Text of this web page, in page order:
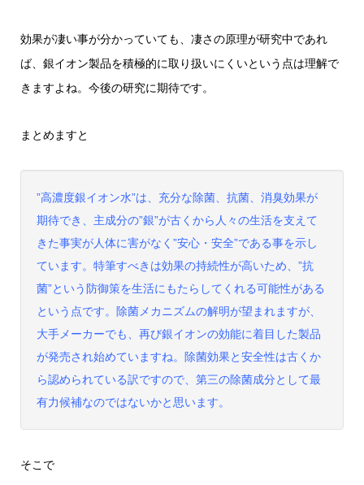
効果が凄い事が分かっていても、凄さの原理が研究中であれ
ば、銀イオン製品を積極的に取り扱いにくいという点は理解で
きますよね。今後の研究に期待です。
まとめますと
”高濃度銀イオン水”は、充分な除菌、抗菌、消臭効果が
期待でき、主成分の”銀”が古くから人々の生活を支えて
きた事実が人体に害がなく”安心・安全”である事を示し
ています。特筆すべきは効果の持続性が高いため、”抗
菌”という防御策を生活にもたらしてくれる可能性がある
という点です。除菌メカニズムの解明が望まれますが、
大手メーカーでも、再び銀イオンの効能に着目した製品
が発売され始めていますね。除菌効果と安全性は古くか
ら認められている訳ですので、第三の除菌成分として最
有力候補なのではないかと思います。
そこで